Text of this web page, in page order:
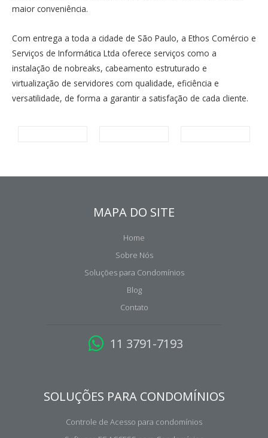
maior conveniência.
Com entrega a toda a cidade de São Paulo, a Ethos Comércio e
Serviços de Informática Ltda oferece serviços como a
instalação de nobreaks, cabeamento estruturado e
virtualização de servidores com qualidade, eficiência e
versatilidade, de forma a garantir a satisfação de cada cliente.
MAPA DO SITE
Home
Sobre Nós
Soluções para Condomínios
Blog
Contato
11 3791-7193
SOLUÇÕES PARA CONDOMÍNIOS
Controle de Acesso para condomínios